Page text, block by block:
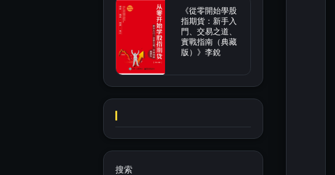
《從零開始學股
指期貨：新手入
門、交易之道、
實戰指南（典藏
版）》李銳
搜索